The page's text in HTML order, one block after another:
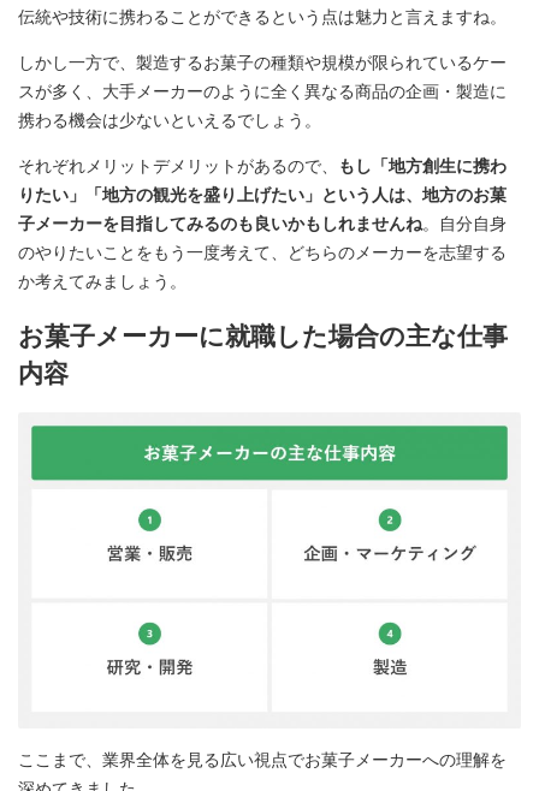
伝統や技術に携わることができるという点は魅力と言えますね。
しかし一方で、製造するお菓子の種類や規模が限られているケー
スが多く、大手メーカーのように全く異なる商品の企画・製造に
携わる機会は少ないといえるでしょう。
それぞれメリットデメリットがあるので、
もし「地方創生に携わ
りたい」「地方の観光を盛り上げたい」という人は、地方のお菓
子メーカーを目指してみるのも良いかもしれませんね。自分自身
のやりたいことをもう一度考えて、どちらのメーカーを志望する
か考えてみましょう。
お菓子メーカーに就職した場合の主な仕事
内容
ここまで、業界全体を見る広い視点でお菓子メーカーへの理解を